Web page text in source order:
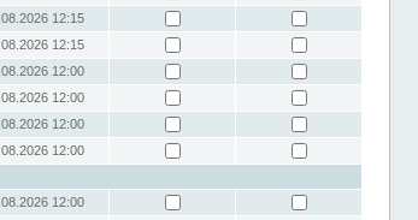
12:15
12:15
12:00
12:00
12:00
12:00
12:00